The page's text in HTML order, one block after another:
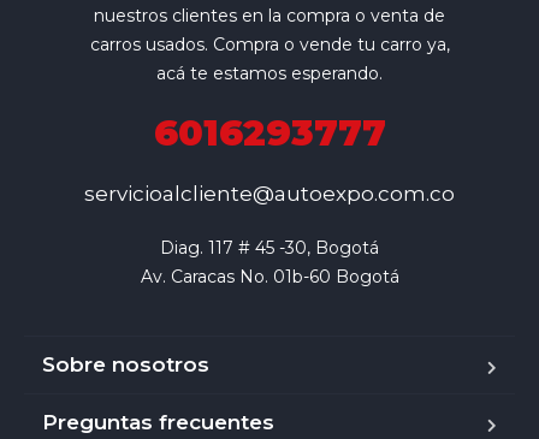
nuestros clientes en la compra o venta de
carros usados. Compra o vende tu carro ya,
acá te estamos esperando.
6016293777
servicioalcliente@autoexpo.com.co
Diag. 117 # 45 -30, Bogotá
Av. Caracas No. 01b-60 Bogotá
Sobre nosotros
Preguntas frecuentes